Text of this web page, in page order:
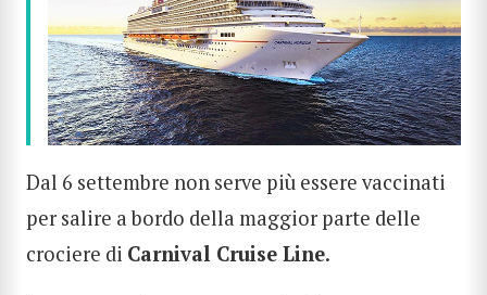
Dal 6 settembre non serve più essere vaccinati
per salire a bordo della maggior parte delle
crociere di Carnival Cruise Line.